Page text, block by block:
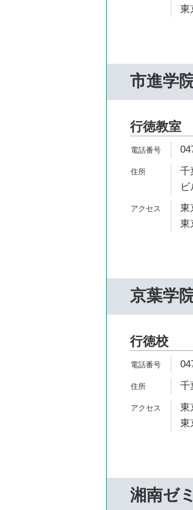
東
市進学
行徳教室
千
ビ
東
東
京葉学
行徳校
千
東
東
湘南ゼ